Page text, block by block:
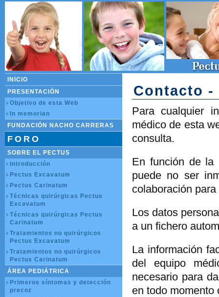
Contacto -
Para cualquier
médico de esta
consulta.
En función de la
puede no ser
colaboración
Los datos
a un fichero
La información
del equipo
necesario para
en todo momento
INICIO
PRESENTACIÓN
Objetivo de esta Web
In memorian
FUNDACIÓN NACHO CARRERAS
FORO
SOBRE EL PECTUS
Introducción
Pectus Excavatum
Pectus Carinatum
Técnicas quirúrgicas Pectus
Excavatum
Técnicas quirúrgicas Pectus
Carinatum
Tratamientos no quirúrgicos
Pectus Excavatum
Tratamientos no quirúrgicos
Pectus Carinatum
ÁREA PEDIÁTRICA
Primeros síntomas y detección
precoz